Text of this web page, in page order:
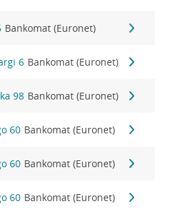
Bankomat (Euronet)
6 Bankomat (Euronet)
98 Bankomat (Euronet)
60 Bankomat (Euronet)
60 Bankomat (Euronet)
60 Bankomat (Euronet)